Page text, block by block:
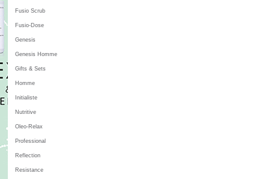
Fusio Scrub
Fusio-Dose
Genesis
Genesis Homme
Gifts & Sets
Homme
Initialiste
Nutritive
Oleo-Relax
Professional
Reflection
Resistance